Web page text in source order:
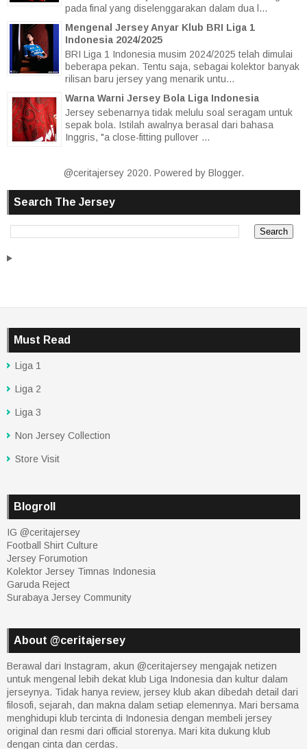
pada final yang diselenggarakan dalam dua l...
Mengenal Jersey Anyar Klub BRI Liga 1
Indonesia 2024/2025
BRI Liga 1 Indonesia musim 2024/2025 telah dimulai
beberapa pekan. Tentu saja, sebagai kolektor banyak
rilisan baru jersey yang menarik untu...
Warna Warni Jersey Bola Liga Indonesia
Jersey sebenarnya tidak melulu soal seragam untuk
sepak bola. Istilah awalnya berasal dari bahasa
Inggris, "a close-fitting pullover ...
@ceritajersey 2020. Powered by Blogger.
Search The Jersey
Must Read
Liga 1
Liga 2
Liga 3
Non Jersey Collection
Store Visit
Blogroll
IG @ceritajersey
Football Shirt Culture
Jersey Forumotion
Kolektor Jersey Timnas Indonesia
Garuda Reject
Surabaya Jersey Community
About @ceritajersey
Berawal dari Instagram, akun @ceritajersey mengajak netizen
untuk mengenal lebih dekat klub Liga Indonesia dan kultur dalam
jerseynya. Tidak hanya review, jersey klub akan dibedah detail dari
filosofi, sejarah, dan makna dalam setiap elemennya. Mari bersama
menghidupi klub tercinta di Indonesia dengan membeli jersey
original dan resmi dari official storenya. Mari kita dukung klub
dengan cinta dan cerdas.